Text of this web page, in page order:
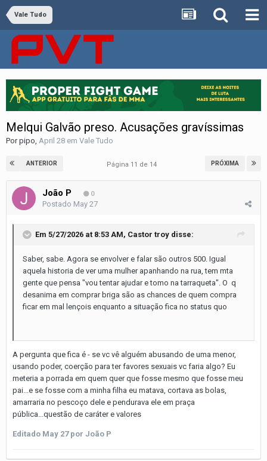
Vale Tudo
Melqui Galvão preso. Acusações gravíssimas
Porpipo April 28 em Vale Tudo
ANTERIOR PRÓXIMA
Página 11 de 14
João P 0
Postado May 27
Em 5/27/2026 at 8:53 AM, Castor troy disse:
Saber, sabe. Agora se envolver e falar são outros 500. Igual
aquela historia de ver uma mulher apanhando na rua, tem mta
gente que pensa "vou tentar ajudar e tomo na tarraqueta". O q
desanima em comprar briga são as chances de quem compra
ficar em mal lençois enquanto a situação fica no status quo
A pergunta que fica é - se vc vê alguém abusando de uma menor,
usando poder, coerção para ter favores sexuais vc faria algo? Eu
meteria a porrada em quem quer que fosse mesmo que fosse meu
pai...e se fosse com a minha filha eu matava, cortava as bolas,
amarraria no pescoço dele e pendurava ele em praça
pública...questão de caráter e valores
Editado May 27por João P